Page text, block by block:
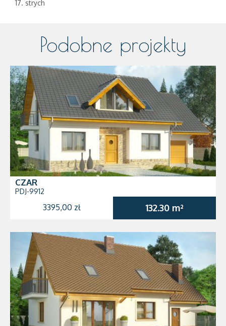
17. strych
Podobne projekty
CZAR
PDJ-9912
3395,00 zł 132.30 m²